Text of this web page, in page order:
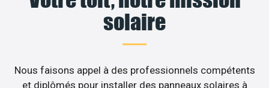
solaire
Nous faisons appel à des professionnels compétents
et diplômés pour installer des panneaux solaires à